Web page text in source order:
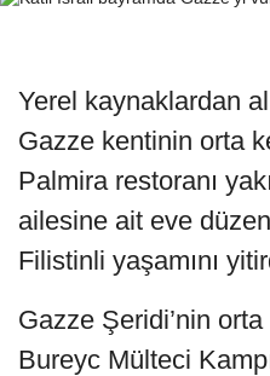
Yerel kaynaklardan
Gazze kentinin orta
Palmira restoranı
ailesine ait eve
Filistinli yaşamını
Gazze Şeridi’nin
Bureyc Mülteci